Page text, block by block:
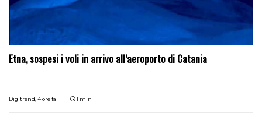
Etna, sospesi i voli in arrivo all’aeroporto di Catania
Digitrend, 4 ore fa 1 min